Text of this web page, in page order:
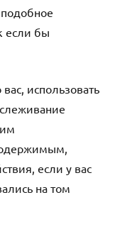
если бы
использовать
если у вас
на том